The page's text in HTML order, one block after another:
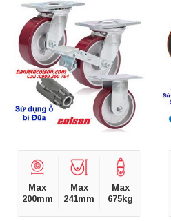
Max
200mm
Max
241mm
Max
675kg